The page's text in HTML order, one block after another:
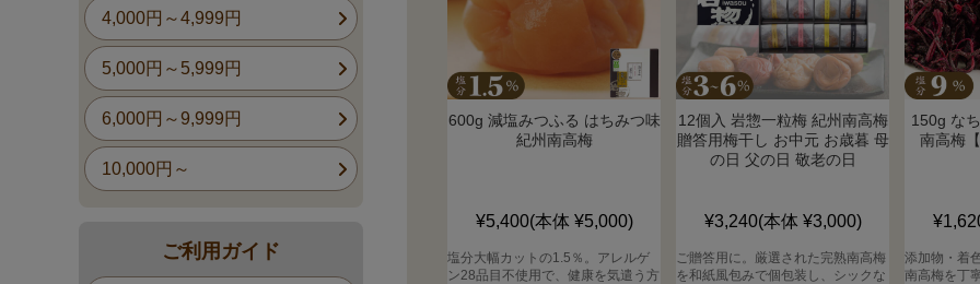
600g 減塩みつふる はちみつ味
紀州南高梅
¥5,400(本体 ¥5,000)
塩分大幅カットの1.5％。アレルゲ
ン28品目不使用で、健康を気遣う方
12個入 岩惣一粒梅 紀州南高梅
贈答用梅干し お中元 お歳暮 母
の日 父の日 敬老の日
¥3,240(本体 ¥3,000)
ご贈答用に。厳選された完熟南高梅
を和紙風包みで個包装し、シックな
150g な
南高梅
添加物・着
南高梅を丁
4,000円～4,999円
5,000円～5,999円
6,000円～9,999円
10,000円～
ご利用ガイド